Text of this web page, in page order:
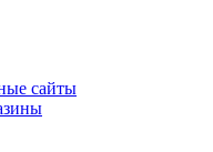
сайты